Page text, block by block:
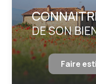
DE SON
Faire